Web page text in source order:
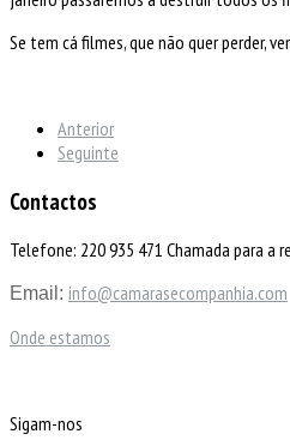
Se tem cá filmes, que não quer perder,
Anterior
Seguinte
Contactos
Telefone: 220 935 471 Chamada para a
Email: info@camarasecompanhia.com
Onde estamos
Sigam-nos